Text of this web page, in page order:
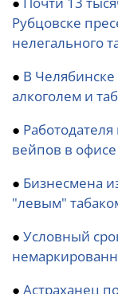
Рубцовске
нелегального
● В
алкоголем и
●
вейпов в офисе
● Бизнесмена
"левым"
● Условный
● Астраханец